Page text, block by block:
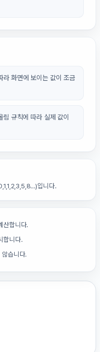
라 화면에 보이는 값이 조금
규칙에 따라 실제 값이
입니다.
산합니다.
합니다.
습니다.